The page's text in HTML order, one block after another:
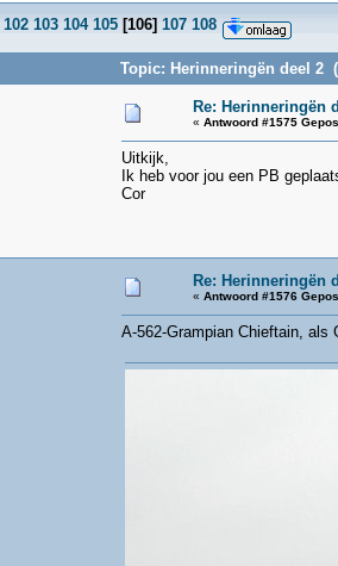
102 103 104 105[106] 107 108
Topic: Herinneringën deel 2
Re: Herinneringën
« Antwoord #1575
Uitkijk,
Ik heb voor jou een PB
Cor
Re: Herinneringën
« Antwoord #1576
A-562-Grampian Chieftain,